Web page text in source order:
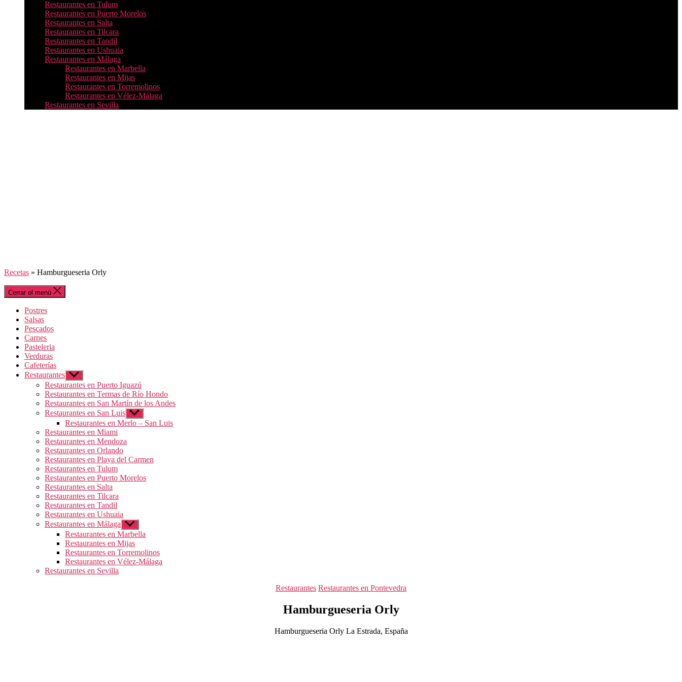
Restaurantes en Tulum
Restaurantes en Puerto Morelos
Restaurantes en Salta
Restaurantes en Tilcara
Restaurantes en Tandil
Restaurantes en Ushuaia
Restaurantes en Málaga
Restaurantes en Marbella
Restaurantes en Mijas
Restaurantes en Torremolinos
Restaurantes en Vélez-Málaga
Restaurantes en Sevilla
Recetas » Hamburgueseria Orly
Cerrar el menú
Postres
Salsas
Pescados
Carnes
Pasteleria
Verduras
Cafeterías
Restaurantes Mostrar
el
submenú
Restaurantes en Puerto Iguazú
Restaurantes en Termas de Río Hondo
Restaurantes en San Martín de los Andes
Restaurantes en San Luis Mostrar
el
submenú
Restaurantes en Merlo – San Luis
Restaurantes en Miami
Restaurantes en Mendoza
Restaurantes en Orlando
Restaurantes en Playa del Carmen
Restaurantes en Tulum
Restaurantes en Puerto Morelos
Restaurantes en Salta
Restaurantes en Tilcara
Restaurantes en Tandil
Restaurantes en Ushuaia
Restaurantes en Málaga Mostrar
el
submenú
Restaurantes en Marbella
Restaurantes en Mijas
Restaurantes en Torremolinos
Restaurantes en Vélez-Málaga
Restaurantes en Sevilla
Categorías
Restaurantes Restaurantes en Pontevedra
Hamburgueseria Orly
Hamburgueseria Orly La Estrada, España